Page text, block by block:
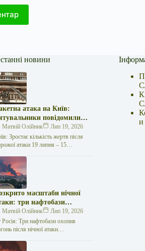
новини
атака на Київ:
повідомили
15 поранених
Матвій Олійник
Лип 19, 2026
Зростає кількість жертв після
атаки 19 липня – 15
агресії, що сталася у
масштаби нічної
три нафтобази
у Ставрополі –
аналіз
Матвій Олійник
Лип 19, 2026
Росія: Три нафтобази охопив
після нічної атаки
водах на Кіровоградщині
и